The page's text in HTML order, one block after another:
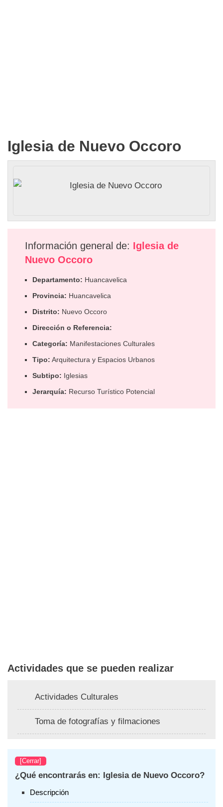
Iglesia de Nuevo Occoro
Información general de: Iglesia de
Nuevo Occoro
Departamento: Huancavelica
Provincia: Huancavelica
Distrito: Nuevo Occoro
Dirección o Referencia:
Categoría: Manifestaciones Culturales
Tipo: Arquitectura y Espacios Urbanos
Subtipo: Iglesias
Jerarquía: Recurso Turístico Potencial
Actividades que se pueden realizar
Actividades Culturales
Toma de fotografías y filmaciones
[Cerrar]
¿Qué encontrarás en: Iglesia de Nuevo Occoro?
Descripción